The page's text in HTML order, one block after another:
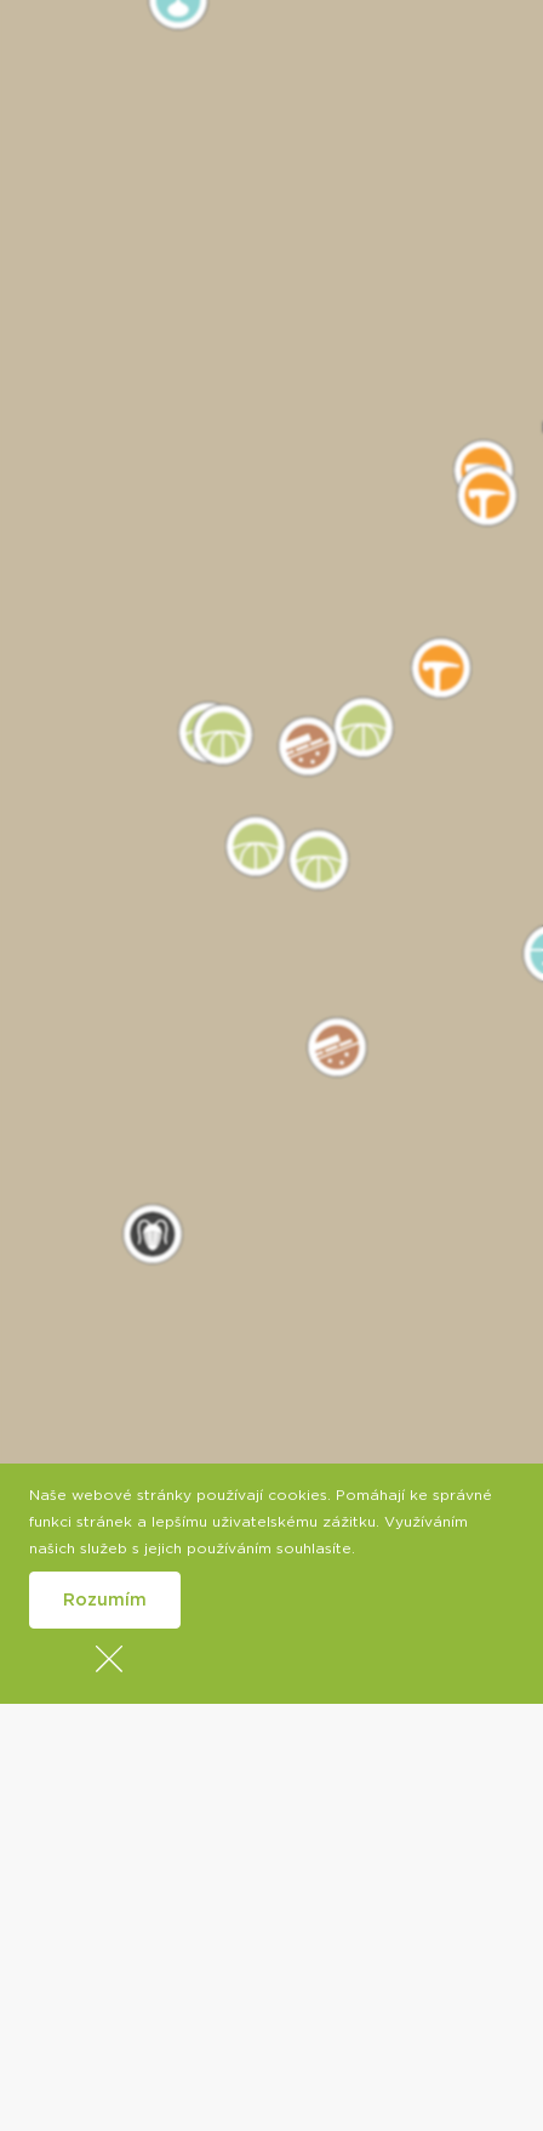
Naše webové stránky používají cookies. Pomáhají ke správné
funkci stránek a lepšímu uživatelskému zážitku. Využíváním
našich služeb s jejich používáním souhlasíte.
Rozumím